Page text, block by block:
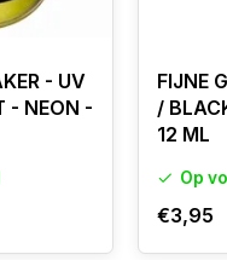
- UV
- NEON -
FIJNE
/
12 ML
Op
€3,95